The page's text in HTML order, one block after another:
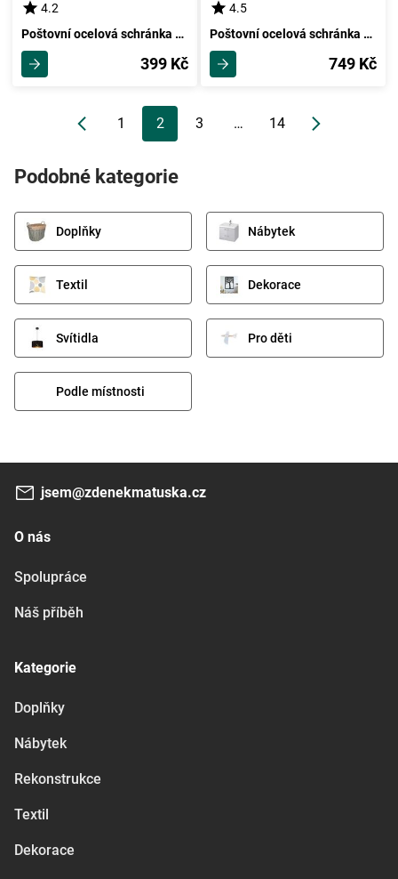
4.2
Poštovní ocelová schránka Dove, antracitová
399 Kč
4.5
Poštovní ocelová schránka BK.240.B
749 Kč
1 2 3 … 14
Podobné kategorie
Doplňky Nábytek
Textil Dekorace
Svítidla Pro děti
Podle místnosti
jsem@zdenekmatuska.cz
O nás
Spolupráce
Náš příběh
Kategorie
Doplňky
Nábytek
Rekonstrukce
Textil
Dekorace